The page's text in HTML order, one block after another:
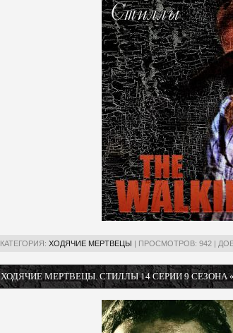
КАТЕГОРИЯ: ХОДЯЧИЕ МЕРТВЕЦЫ | ПРОСМОТРОВ: 942 |
ХОДЯЧИЕ МЕРТВЕЦЫ. СТИЛЛЫ 14 СЕРИИ 9 СЕЗОНА